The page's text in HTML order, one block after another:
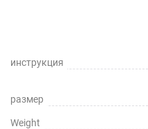
инструкция
размер
Weight